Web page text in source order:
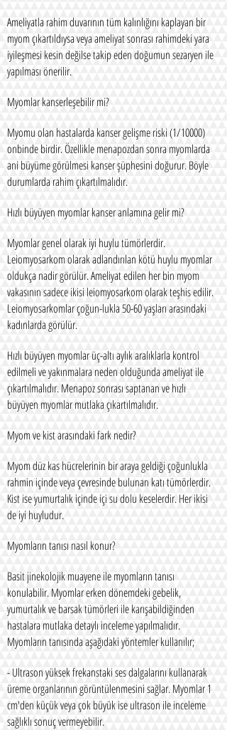
Ameliyatla rahim duvarının tüm kalınlığını kaplayan bir
myom çıkartıldıysa veya ameliyat sonrası rahimdeki yara
iyileşmesi kesin değilse takip eden doğumun sezaryen ile
yapılması önerilir.
Myomlar kanserleşebilir mi?
Myomu olan hastalarda kanser gelişme riski (1/10000)
onbinde birdir. Özellikle menapozdan sonra myomlarda
ani büyüme görülmesi kanser şüphesini doğurur. Böyle
durumlarda rahim çıkartılmalıdır.
Hızlı büyüyen myomlar kanser anlamına gelir mi?
Myomlar genel olarak iyi huylu tümörlerdir.
Leiomyosarkom olarak adlandırılan kötü huylu myomlar
oldukça nadir görülür. Ameliyat edilen her bin myom
vakasının sadece ikisi leiomyosarkom olarak teşhis edilir.
Leiomyosarkomlar çoğun-lukla 50-60 yaşları arasındaki
kadınlarda görülür.
Hızlı büyüyen myomlar üç-altı aylık aralıklarla kontrol
edilmeli ve yakınmalara neden olduğunda ameliyat ile
çıkartılmalıdır. Menapoz sonrası saptanan ve hızlı
büyüyen myomlar mutlaka çıkartılmalıdır.
Myom ve kist arasındaki fark nedir?
Myom düz kas hücrelerinin bir araya geldiği çoğunlukla
rahmin içinde veya çevresinde bulunan katı tümörlerdir.
Kist ise yumurtalık içinde içi su dolu keselerdir. Her ikisi
de iyi huyludur.
Myomların tanısı nasıl konur?
Basit jinekolojik muayene ile myomların tanısı
konulabilir. Myomlar erken dönemdeki gebelik,
yumurtalık ve barsak tümörleri ile karışabildiğinden
hastalara mutlaka detaylı inceleme yapılmalıdır.
Myomların tanısında aşağıdaki yöntemler kullanılır;
- Ultrason yüksek frekanstaki ses dalgalarını kullanarak
üreme organlarının görüntülenmesini sağlar. Myomlar 1
cm'den küçük veya çok büyük ise ultrason ile inceleme
sağlıklı sonuç vermeyebilir.